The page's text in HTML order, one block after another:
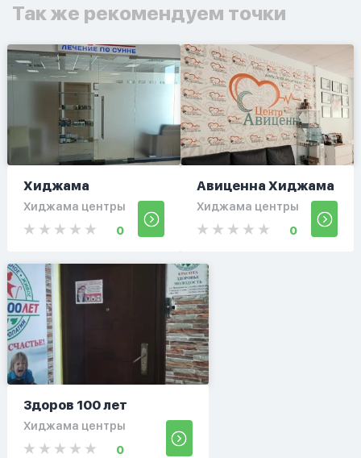
Так же рекомендуем точки
Хиджама
Хиджама центры
0
Авиценна Хиджама
Хиджама центры
0
Здоров 100 лет
Хиджама центры
0